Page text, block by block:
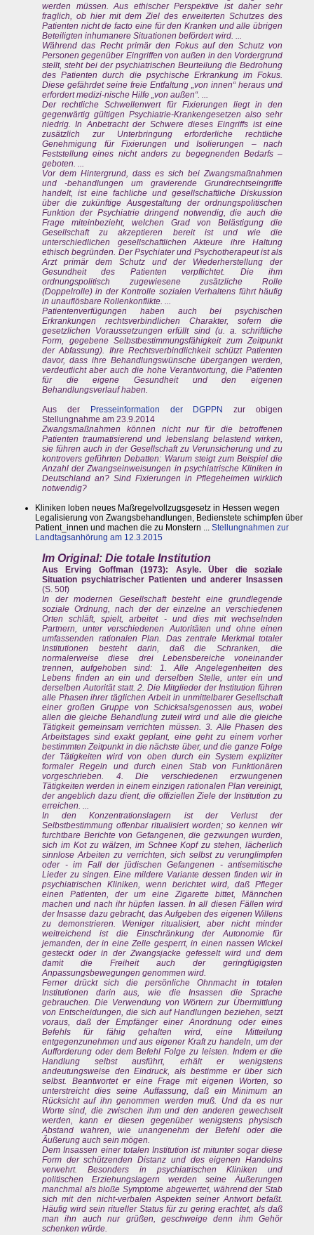
werden müssen. Aus ethischer Perspektive ist daher sehr
fraglich, ob hier mit dem Ziel des erweiterten Schutzes des
Patienten nicht de facto eine für den Kranken und alle übrigen
Beteiligten inhumanere Situationen befördert wird. ...
Während das Recht primär den Fokus auf den Schutz von
Personen gegenüber Eingriffen von außen in den Vordergrund
stellt, steht bei der psychiatrischen Beurteilung die Bedrohung
des Patienten durch die psychische Erkrankung im Fokus.
Diese gefährdet seine freie Entfaltung „von innen“ heraus und
erfordert medizi-nische Hilfe „von außen“. ...
Der rechtliche Schwellenwert für Fixierungen liegt in den
gegenwärtig gültigen Psychiatrie-Krankengesetzen also sehr
niedrig. In Anbetracht der Schwere dieses Eingriffs ist eine
zusätzlich zur Unterbringung erforderliche rechtliche
Genehmigung für Fixierungen und Isolierungen – nach
Feststellung eines nicht anders zu begegnenden Bedarfs –
geboten. ...
Vor dem Hintergrund, dass es sich bei Zwangsmaßnahmen
und -behandlungen um gravierende Grundrechtseingriffe
handelt, ist eine fachliche und gesellschaftliche Diskussion
über die zukünftige Ausgestaltung der ordnungspolitischen
Funktion der Psychiatrie dringend notwendig, die auch die
Frage miteinbezieht, welchen Grad von Belästigung die
Gesellschaft zu akzeptieren bereit ist und wie die
unterschiedlichen gesellschaftlichen Akteure ihre Haltung
ethisch begründen. Der Psychiater und Psychotherapeut ist als
Arzt primär dem Schutz und der Wiederherstellung der
Gesundheit des Patienten verpflichtet. Die ihm
ordnungspolitisch zugewiesene zusätzliche Rolle
(Doppelrolle) in der Kontrolle sozialen Verhaltens führt häufig
in unauflösbare Rollenkonflikte. ...
Patientenverfügungen haben auch bei psychischen
Erkrankungen rechtsverbindlichen Charakter, sofern die
gesetzlichen Voraussetzungen erfüllt sind (u. a. schriftliche
Form, gegebene Selbstbestimmungsfähigkeit zum Zeitpunkt
der Abfassung). Ihre Rechtsverbindlichkeit schützt Patienten
davor, dass ihre Behandlungswünsche übergangen werden,
verdeutlicht aber auch die hohe Verantwortung, die Patienten
für die eigene Gesundheit und den eigenen
Behandlungsverlauf haben.
Aus der
Presseinformation der DGPPN
zur obigen
Stellungnahme am 23.9.2014
Zwangsmaßnahmen können nicht nur für die betroffenen
Patienten traumatisierend und lebenslang belastend wirken,
sie führen auch in der Gesellschaft zu Verunsicherung und zu
kontrovers geführten Debatten: Warum steigt zum Beispiel die
Anzahl der Zwangseinweisungen in psychiatrische Kliniken in
Deutschland an? Sind Fixierungen in Pflegeheimen wirklich
notwendig?
Kliniken loben neues Maßregelvollzugsgesetz in Hessen wegen
Legalisierung von Zwangsbehandlungen, Bedienstete schimpfen über
Patient_innen und machen die zu Monstern ... Stellungnahmen zur
Landtagsanhörung am 12.3.2015
Im Original: Die totale Institution
Aus Erving Goffman (1973): Asyle. Über die soziale
Situation psychiatrischer Patienten und anderer Insassen
(S. 50f)
In der modernen Gesellschaft besteht eine grundlegende
soziale Ordnung, nach der der einzelne an verschiedenen
Orten schläft, spielt, arbeitet - und dies mit wechselnden
Partnern, unter verschiedenen Autoritäten und ohne einen
umfassenden rationalen Plan. Das zentrale Merkmal totaler
Institutionen besteht darin, daß die Schranken, die
normalerweise diese drei Lebensbereiche voneinander
trennen, aufgehoben sind: 1. Alle Angelegenheiten des
Lebens finden an ein und derselben Stelle, unter ein und
derselben Autorität statt. 2. Die Mitglieder der Institution führen
alle Phasen ihrer täglichen Arbeit in unmittelbarer Gesellschaft
einer großen Gruppe von Schicksalsgenossen aus, wobei
allen die gleiche Behandlung zuteil wird und alle die gleiche
Tätigkeit gemeinsam verrichten müssen. 3. Alle Phasen des
Arbeitstages sind exakt geplant, eine geht zu einem vorher
bestimmten Zeitpunkt in die nächste über, und die ganze Folge
der Tätigkeiten wird von oben durch ein System expliziter
formaler Regeln und durch einen Stab von Funktionären
vorgeschrieben. 4. Die verschiedenen erzwungenen
Tätigkeiten werden in einem einzigen rationalen Plan vereinigt,
der angeblich dazu dient, die offiziellen Ziele der Institution zu
erreichen. ...
In den Konzentrationslagern ist der Verlust der
Selbstbestimmung offenbar ritualisiert worden; so kennen wir
furchtbare Berichte von Gefangenen, die gezwungen wurden,
sich im Kot zu wälzen, im Schnee Kopf zu stehen, lächerlich
sinnlose Arbeiten zu verrichten, sich selbst zu verunglimpfen
oder - im Fall der jüdischen Gefangenen - antisemitische
Lieder zu singen. Eine mildere Variante dessen finden wir in
psychiatrischen Kliniken, wenn berichtet wird, daß Pfleger
einen Patienten, der um eine Zigarette bittet, Männchen
machen und nach ihr hüpfen lassen. In all diesen Fällen wird
der Insasse dazu gebracht, das Aufgeben des eigenen Willens
zu demonstrieren. Weniger ritualisiert, aber nicht minder
weitreichend ist die Einschränkung der Autonomie für
jemanden, der in eine Zelle gesperrt, in einen nassen Wickel
gesteckt oder in der Zwangsjacke gefesselt wird und dem
damit die Freiheit auch der geringfügigsten
Anpassungsbewegungen genommen wird.
Ferner drückt sich die persönliche Ohnmacht in totalen
Institutionen darin aus, wie die Insassen die Sprache
gebrauchen. Die Verwendung von Wörtern zur Übermittlung
von Entscheidungen, die sich auf Handlungen beziehen, setzt
voraus, daß der Empfänger einer Anordnung oder eines
Befehls für fähig gehalten wird, eine Mitteilung
entgegenzunehmen und aus eigener Kraft zu handeln, um der
Aufforderung oder dem Befehl Folge zu leisten. Indem er die
Handlung selbst ausführt, erhält er wenigstens
andeutungsweise den Eindruck, als bestimme er über sich
selbst. Beantwortet er eine Frage mit eigenen Worten, so
unterstreicht dies seine Auffassung, daß ein Minimum an
Rücksicht auf ihn genommen werden muß. Und da es nur
Worte sind, die zwischen ihm und den anderen gewechselt
werden, kann er diesen gegenüber wenigstens physisch
Abstand wahren, wie unangenehm der Befehl oder die
Äußerung auch sein mögen.
Dem Insassen einer totalen Institution ist mitunter sogar diese
Form der schützenden Distanz und des eigenen Handelns
verwehrt. Besonders in psychiatrischen Kliniken und
politischen Erziehungslagern werden seine Äußerungen
manchmal als bloße Symptome abgewertet, während der Stab
sich mit den nicht-verbalen Aspekten seiner Antwort befaßt.
Häufig wird sein ritueller Status für zu gering erachtet, als daß
man ihn auch nur grüßen, geschweige denn ihm Gehör
schenken würde.